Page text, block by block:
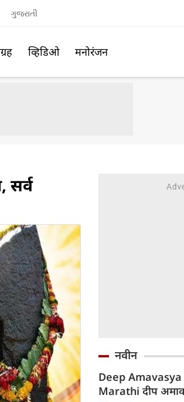
ગુજરાતી
व्हिडिओ मनोरंजन
सर्व
नवीन
Deep
Marathi दीप